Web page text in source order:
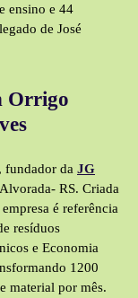
ensino e 44
de José
Orrigo
fundador da JG
RS. Criada
é referência
resíduos
e Economia
1200
material por mês.